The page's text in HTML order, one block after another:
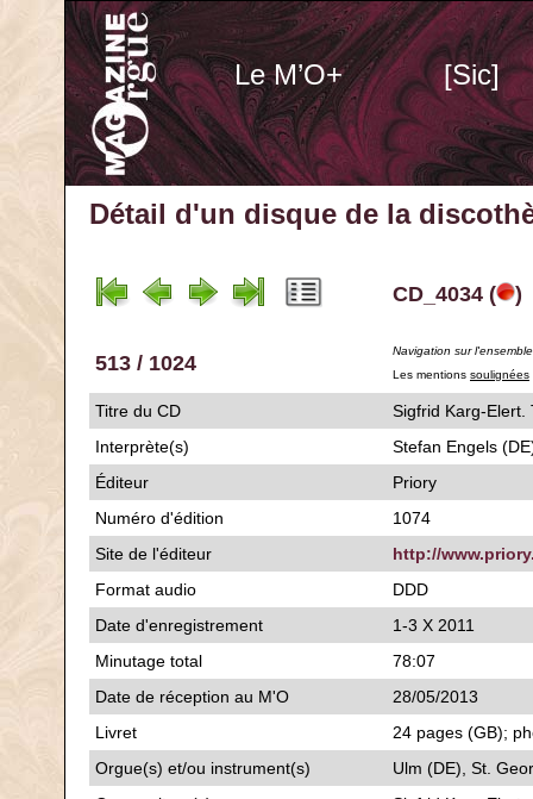
Le M’O+ [Sic]
Détail d'un disque de la
CD_4034 ( )
513 / 1024
Navigation sur
Les mentions soulignées
Titre du CD
Sigfrid Karg-
Interprète(s)
Stefan Engels
Éditeur
Priory
Numéro d'édition
1074
Site de l'éditeur
http://
Format audio
DDD
Date d'enregistrement
1-3 X 2011
Minutage total
78:07
Date de réception au M'O
28/05/2013
Livret
24 pages (GB);
Orgue(s) et/ou instrument(s)
Ulm (DE), St.